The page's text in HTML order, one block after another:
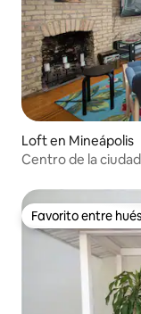
Loft en Mineápolis
Centro de la
Favorito entre
Favorito entre